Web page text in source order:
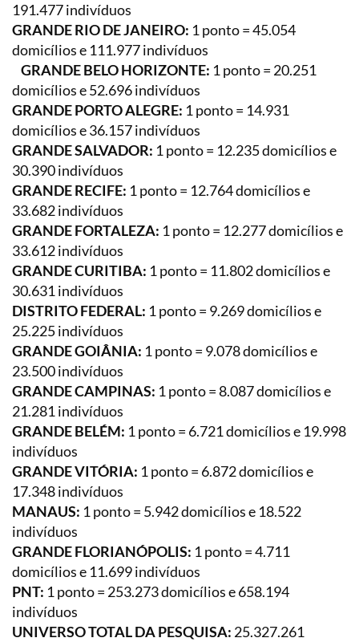
191.477 indivíduos
GRANDE RIO DE JANEIRO: 1 ponto = 45.054
domicílios e 111.977 indivíduos
GRANDE BELO HORIZONTE: 1 ponto = 20.251
domicílios e 52.696 indivíduos
GRANDE PORTO ALEGRE: 1 ponto = 14.931
domicílios e 36.157 indivíduos
GRANDE SALVADOR: 1 ponto = 12.235 domicílios e
30.390 indivíduos
GRANDE RECIFE: 1 ponto = 12.764 domicílios e
33.682 indivíduos
GRANDE FORTALEZA: 1 ponto = 12.277 domicílios e
33.612 indivíduos
GRANDE CURITIBA: 1 ponto = 11.802 domicílios e
30.631 indivíduos
DISTRITO FEDERAL: 1 ponto = 9.269 domicílios e
25.225 indivíduos
GRANDE GOIÂNIA: 1 ponto = 9.078 domicílios e
23.500 indivíduos
GRANDE CAMPINAS: 1 ponto = 8.087 domicílios e
21.281 indivíduos
GRANDE BELÉM: 1 ponto = 6.721 domicílios e 19.998
indivíduos
GRANDE VITÓRIA: 1 ponto = 6.872 domicílios e
17.348 indivíduos
MANAUS: 1 ponto = 5.942 domicílios e 18.522
indivíduos
GRANDE FLORIANÓPOLIS: 1 ponto = 4.711
domicílios e 11.699 indivíduos
PNT: 1 ponto = 253.273 domicílios e 658.194
indivíduos
UNIVERSO TOTAL DA PESQUISA: 25.327.261